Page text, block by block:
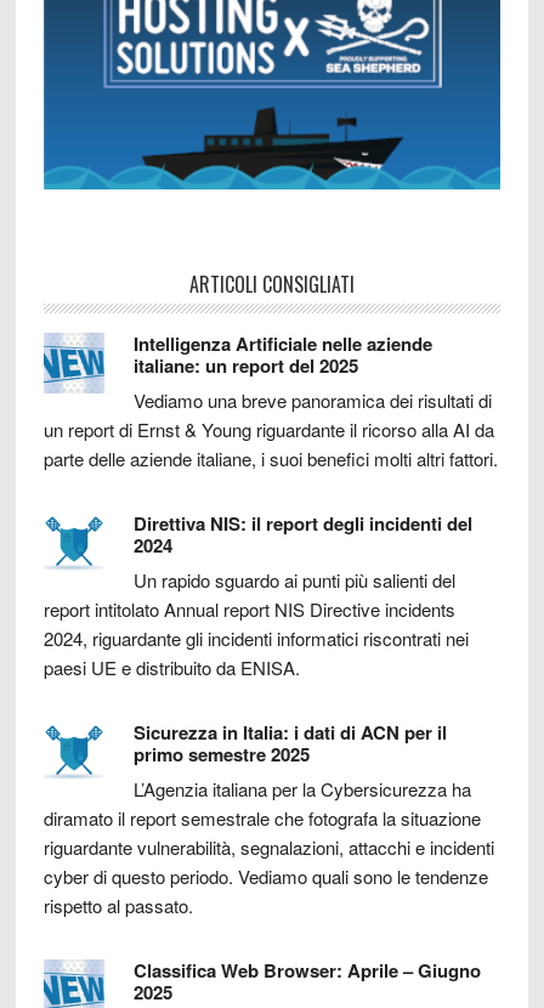
ARTICOLI CONSIGLIATI
Intelligenza Artificiale nelle aziende
italiane: un report del 2025
Vediamo una breve panoramica dei risultati di
un report di Ernst & Young riguardante il ricorso alla AI da
parte delle aziende italiane, i suoi benefici molti altri fattori.
Direttiva NIS: il report degli incidenti del
2024
Un rapido sguardo ai punti più salienti del
report intitolato Annual report NIS Directive incidents
2024, riguardante gli incidenti informatici riscontrati nei
paesi UE e distribuito da ENISA.
Sicurezza in Italia: i dati di ACN per il
primo semestre 2025
L’Agenzia italiana per la Cybersicurezza ha
diramato il report semestrale che fotografa la situazione
riguardante vulnerabilità, segnalazioni, attacchi e incidenti
cyber di questo periodo. Vediamo quali sono le tendenze
rispetto al passato.
Classifica Web Browser: Aprile – Giugno
2025